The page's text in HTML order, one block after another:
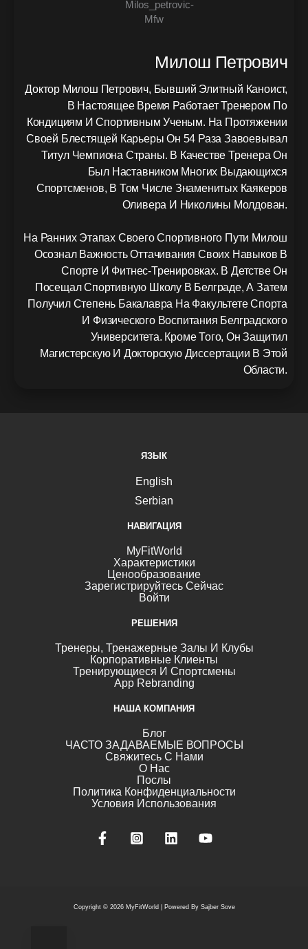
Милош Петрович
Доктор Милош Петрович, Бывший Элитный Каноист,
В Настоящее Время Работает Тренером По
Кондициям И Спортивным Ученым. На Протяжении
Своей Блестящей Карьеры Он 54 Раза Завоевывал
Титул Чемпиона Страны. В Качестве Тренера Он
Был Наставником Многих Выдающихся
Спортсменов, В Том Числе Знаменитых Каякеров
Оливера И Николины Молдован.
На Ранних Этапах Своего Спортивного Пути Милош
Осознал Важность Оттачивания Своих Навыков В
Спорте И Фитнес-Тренировках. В Детстве Он
Посещал Спортивную Школу В Белграде, А Затем
Получил Степень Бакалавра На Факультете Спорта
И Физического Воспитания Белградского
Университета. Кроме Того, Он Защитил
Магистерскую И Докторскую Диссертации В Этой
Области.
ЯЗЫК
English
Serbian
НАВИГАЦИЯ
MyFitWorld
Характеристики
Ценообразование
Зарегистрируйтесь Сейчас
Войти
РЕШЕНИЯ
Тренеры, Тренажерные Залы И Клубы
Корпоративные Клиенты
Тренирующиеся И Спортсмены
App Rebranding
НАША КОМПАНИЯ
Блог
ЧАСТО ЗАДАВАЕМЫЕ ВОПРОСЫ
Свяжитесь С Нами
О Нас
Послы
Политика Конфиденциальности
Условия Использования
Copyright © 2026 MyFitWorld | Powered By Sajber Sove